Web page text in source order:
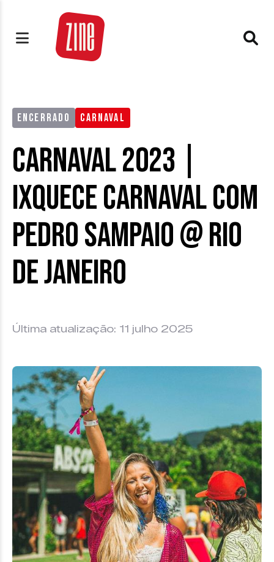
ENCERRADO CARNAVAL
Carnaval 2023 |
Ixquece Carnaval com
Pedro Sampaio @ Rio
de Janeiro
Última atualização: 11 julho 2025